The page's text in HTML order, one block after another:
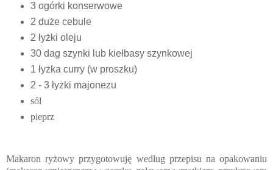
3 ogórki konserwowe
2 duże cebule
2 łyżki oleju
30 dag szynki lub kiełbasy szynkowej
1 łyżka curry (w proszku)
2 - 3 łyżki majonezu
sól
pieprz
Makaron ryżowy przygotowuję według przepisu na opakowaniu